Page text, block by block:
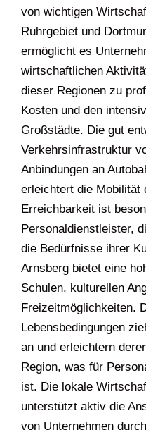
von wichtigen
Ruhrgebiet und
ermöglicht es
wirtschaftlichen
dieser Regionen zu
Kosten und den
Großstädte. Die gut
Verkehrsinfrastruktur
Anbindungen an
erleichtert die Mobilität
Erreichbarkeit ist
Personaldienstleister,
die Bedürfnisse ihrer
Arnsberg bietet eine
Schulen, kulturellen
Freizeitmöglichkeiten.
Lebensbedingungen
an und erleichtern
Region, was für
ist. Die lokale
unterstützt aktiv die
von Unternehmen